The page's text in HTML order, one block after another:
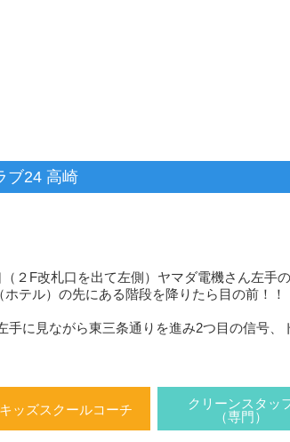
ブ24 高崎
（２F改札口を出て左側）ヤマダ電機さん左手
テル）の先にある階段を降りたら目の前！！
手に見ながら東三条通りを進み2つ目の信号
キッズスクールコーチ
クリーンスタッ
（専門）